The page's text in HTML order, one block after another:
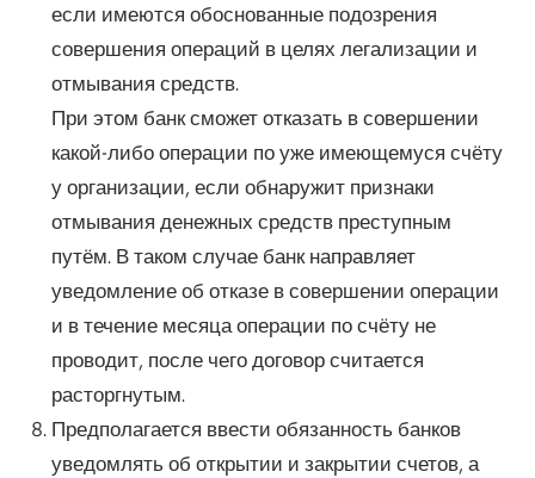
если имеются обоснованные подозрения
совершения операций в целях легализации и
отмывания средств.
При этом банк сможет отказать в совершении
какой-либо операции по уже имеющемуся счёту
у организации, если обнаружит признаки
отмывания денежных средств преступным
путём. В таком случае банк направляет
уведомление об отказе в совершении операции
и в течение месяца операции по счёту не
проводит, после чего договор считается
расторгнутым.
Предполагается ввести обязанность банков
уведомлять об открытии и закрытии счетов, а